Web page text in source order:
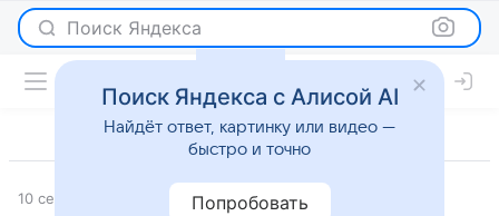
Поиск Яндекса
10 сентября 2019 Светская жизнь
Поиск Яндекса с Алисой AI
Найдёт ответ, картинку или видео —
быстро и точно
Попробовать